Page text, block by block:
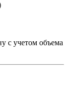
с учетом объема